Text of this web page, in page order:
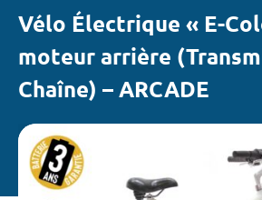
Vélo Électrique « E-
moteur arrière
Chaîne) – ARCADE